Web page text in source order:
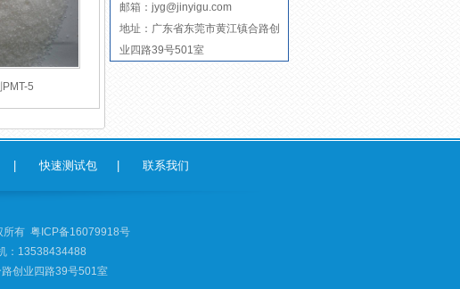
5
邮箱：jyg@jinyigu.com
地址：广东省东莞市黄江镇合路创
业四路39号501室
快速测试包 联系我们
所有 粤ICP备16079918号
：13538434488
创业四路39号501室